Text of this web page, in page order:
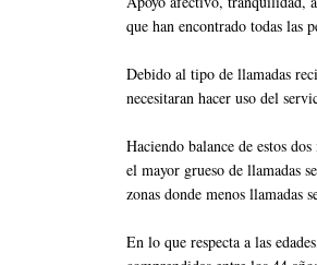
que han encontrado todas las
Debido al tipo de llamadas
necesitaran hacer uso del
Haciendo balance de estos
el mayor grueso de llamadas
zonas donde menos llamadas
En lo que respecta a las